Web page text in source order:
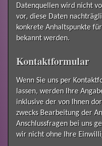
Datenquellen wird nicht
vor, diese Daten
konkrete Anhaltspunkte
bekannt werden.
Kontaktformular
Wenn Sie uns per
lassen, werden Ihre
inklusive der von Ihnen
zwecks Bearbeitung der
Anschlussfragen bei uns
wir nicht ohne Ihre